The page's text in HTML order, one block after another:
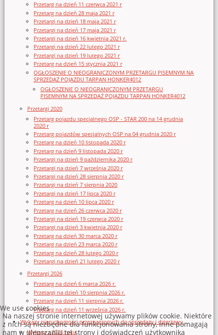
Przetarg na dzień 11 czerwca 2021 r
Przetarg na dzień 28 maja 2021 r
Przetargi na dzień 18 maja 2021 r
Przetargi na dzień 17 maja 2021 r
Przetargi na dzień 16 kwietnia 2021 r.
Przetargi na dzień 22 lutego 2021 r
Przetargi na dzień 19 lutego 2021 r
Przetarg na dzień 15 stycznia 2021 r
OGŁOSZENIE O NIEOGRANICZONYM PRZETARGU PISEMNYM NA
SPRZEDAŻ POJAZDU TARPAN HONKER4012
OGŁOSZENIE O NIEOGRANICZONYM PRZETARGU
PISEMNYM NA SPRZEDAŻ POJAZDU TARPAN HONKER4012
Przetargi 2020
Przetarg pojazdu specjalnego OSP - STAR 200 na 14 grudnia
2020 r
Przetarg pojazdów specjalnych OSP na 04 grudnia 2020 r
Przetarg na dzień 10 listopada 2020 r
Przetarg na dzień 9 listopada 2020 r
Przetargi na dzień 9 października 2020 r
Przetargi na dzień 7 września 2020 r
Przetargi na dzień 28 sierpnia 2020 r
Przetargi na dzień 7 sierpnia 2020
Przetargi na dzień 17 lipca 2020 r
Przetarg na dzień 10 lipca 2020 r
Przetarg na dzień 26 czerwca 2020 r
Przetargi na dzień 19 czerwca 2020 r
Przetargi na dzień 3 kwietnia 2020 r
Przetarg na dzień 30 marca 2020 r
Przetarg na dzień 23 marca 2020 r
Przetarg na dzień 28 lutego 2020 r
Przetargi na dzień 21 lutego 2020 r
Przetargi 2026
Przetarg na dzień 6 marca 2026 r.
Przetargi na dzień 10 sierpnia 2026 r.
Przetarg na dzień 11 sierpnia 2026 r.
Przetarg na dzień 11 września 2026 r.
Wykazy nieruchomości przeznaczonych do sprzedaży i dzierżawy
Wykazy z 2026 roku
We use cookies
Na naszej stronie internetowej używamy plików cookie. Niektóre
z nich są niezbędne dla funkcjonowania strony, inne pomagają
nam w ulepszaniu tej strony i doświadczeń użytkownika